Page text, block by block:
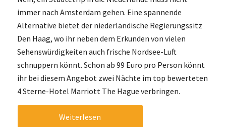
immer nach Amsterdam gehen. Eine spannende
Alternative bietet der niederländische Regierungssitz
Den Haag, wo ihr neben dem Erkunden von vielen
Sehenswürdigkeiten auch frische Nordsee-Luft
schnuppern könnt. Schon ab 99 Euro pro Person könnt
ihr bei diesem Angebot zwei Nächte im top bewerteten
4 Sterne-Hotel Marriott The Hague verbringen.
Weiterlesen